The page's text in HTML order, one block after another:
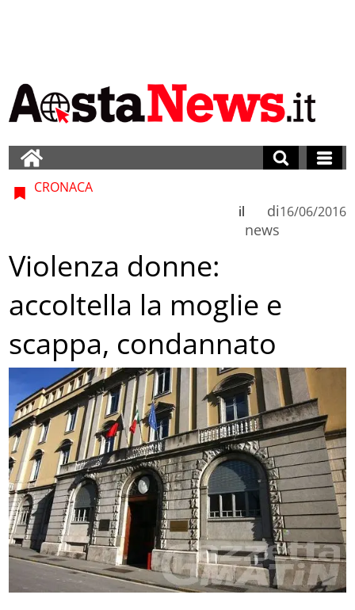
CRONACA
di
news
il 16/06/2016
Violenza donne:
accoltella la moglie e
scappa, condannato